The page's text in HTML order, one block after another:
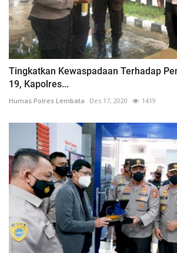
Tingkatkan Kewaspadaan Terhadap
19, Kapolres...
Humas Polres Lembata Des 17, 2020 1419